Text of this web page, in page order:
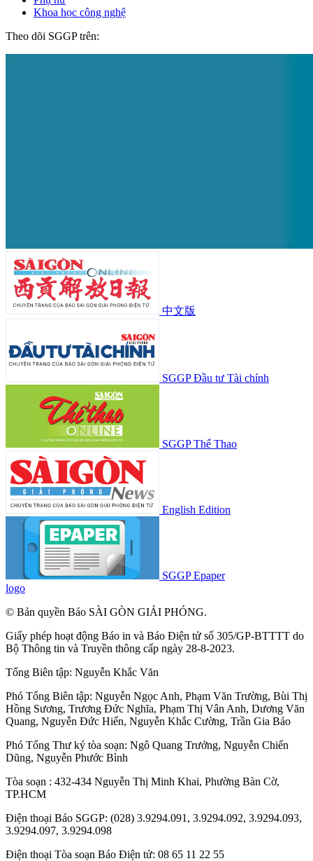
Khoa học công nghệ
Theo dõi SGGP trên:
中文版
SGGP Đầu tư Tài chính
SGGP Thể Thao
English Edition
SGGP Epaper
logo
© Bản quyền Báo SÀI GÒN GIẢI PHÓNG.
Giấy phép hoạt động Báo in và Báo Điện tử số 305/GP-BTTTT do
Bộ Thông tin và Truyền thông cấp ngày 28-8-2023.
Tổng Biên tập: Nguyễn Khắc Văn
Phó Tổng Biên tập: Nguyễn Ngọc Anh, Phạm Văn Trường, Bùi Thị
Hồng Sương, Trương Đức Nghĩa, Phạm Thị Vân Anh, Dương Văn
Quang, Nguyễn Đức Hiển, Nguyễn Khắc Cường, Trần Gia Bảo
Phó Tổng Thư ký tòa soạn: Ngô Quang Trưởng, Nguyễn Chiến
Dũng, Nguyễn Phước Bình
Tòa soạn : 432-434 Nguyễn Thị Minh Khai, Phường Bàn Cờ,
TP.HCM
Điện thoại Báo SGGP: (028) 3.9294.091, 3.9294.092, 3.9294.093,
3.9294.097, 3.9294.098
Điện thoại Tòa soạn Báo Điện tử: 08 65 11 22 55